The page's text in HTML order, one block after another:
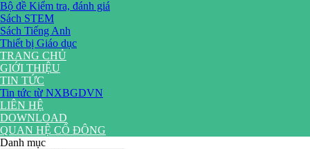
Bộ đề Kiểm tra, đánh giá
Sách STEM
Sách Tiếng Anh
Thiết bị Giáo dục
TRANG CHỦ
GIỚI THIỆU
TIN TỨC
Tin tức từ NXBGDVN
LIÊN HỆ
DOWNLOAD
QUAN HỆ CỔ ĐÔNG
Danh mục